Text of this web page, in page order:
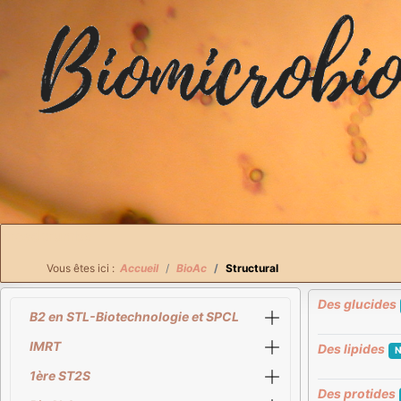
Vous êtes ici : Accueil BioAc Structural
B2 en STL-Biotechnologie et SPCL
IMRT
1ère ST2S
Des glucides
Des lipides
Des protides